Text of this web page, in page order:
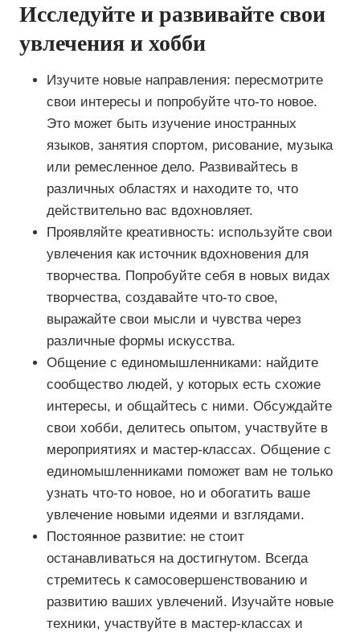
Исследуйте и развивайте свои
увлечения и хобби
Изучите новые направления: пересмотрите
свои интересы и попробуйте что-то новое.
Это может быть изучение иностранных
языков, занятия спортом, рисование, музыка
или ремесленное дело. Развивайтесь в
различных областях и находите то, что
действительно вас вдохновляет.
Проявляйте креативность: используйте свои
увлечения как источник вдохновения для
творчества. Попробуйте себя в новых видах
творчества, создавайте что-то свое,
выражайте свои мысли и чувства через
различные формы искусства.
Общение с единомышленниками: найдите
сообщество людей, у которых есть схожие
интересы, и общайтесь с ними. Обсуждайте
свои хобби, делитесь опытом, участвуйте в
мероприятиях и мастер-классах. Общение с
единомышленниками поможет вам не только
узнать что-то новое, но и обогатить ваше
увлечение новыми идеями и взглядами.
Постоянное развитие: не стоит
останавливаться на достигнутом. Всегда
стремитесь к самосовершенствованию и
развитию ваших увлечений. Изучайте новые
техники, участвуйте в мастер-классах и